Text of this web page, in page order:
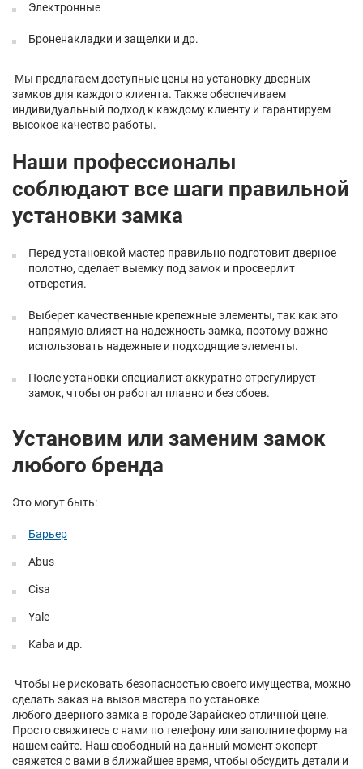
Электронные
Броненакладки и защелки и др.
Мы предлагаем доступные цены на установку дверных
замков для каждого клиента. Также обеспечиваем
индивидуальный подход к каждому клиенту и гарантируем
высокое качество работы.
Наши профессионалы
соблюдают все шаги правильной
установки замка
Перед установкой мастер правильно подготовит дверное
полотно, сделает выемку под замок и просверлит
отверстия.
Выберет качественные крепежные элементы, так как это
напрямую влияет на надежность замка, поэтому важно
использовать надежные и подходящие элементы.
После установки специалист аккуратно отрегулирует
замок, чтобы он работал плавно и без сбоев.
Установим или заменим замок
любого бренда
Это могут быть:
Барьер
Abus
Cisa
Yale
Kaba и др.
Чтобы не рисковать безопасностью своего имущества, можно
сделать заказ на вызов мастера по установке
любого дверного замка в городе Зарайскео отличной цене.
Просто свяжитесь с нами по телефону или заполните форму на
нашем сайте. Наш свободный на данный момент эксперт
свяжется с вами в ближайшее время, чтобы обсудить детали и